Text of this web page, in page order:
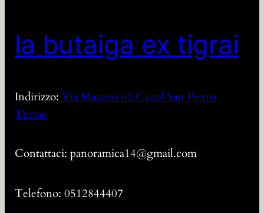
la butaiga ex tigrai
Indirizzo:Via Mazzini 62 Castel San Pietro
Terme
Contattaci: panoramica14@gmail.com
Telefono: 0512844407